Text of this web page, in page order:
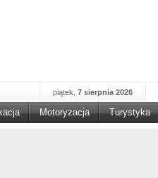
piątek, 7 sierpnia 2026
Motoryzacja Turystyka